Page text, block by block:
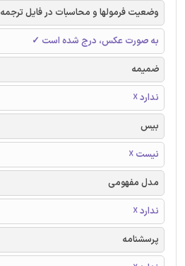
وضعیت فرمولها و محاسبات در فایل ترجمه
به صورت عکس، درج شده است ✓
ضمیمه
ندارد ☓
بیس
نیست ☓
مدل مفهومی
ندارد ☓
پرسشنامه